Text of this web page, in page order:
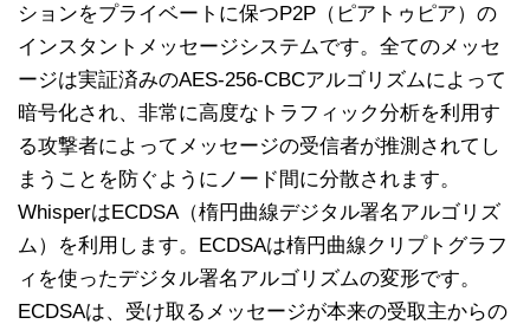
ションをプライベートに保つP2P（ピアトゥピア）の
インスタントメッセージシステムです。全てのメッセ
ージは実証済みのAES-256-CBCアルゴリズムによって
暗号化され、非常に高度なトラフィック分析を利用す
る攻撃者によってメッセージの受信者が推測されてし
まうことを防ぐようにノード間に分散されます。
WhisperはECDSA（楕円曲線デジタル署名アルゴリズ
ム）を利用します。ECDSAは楕円曲線クリプトグラフ
ィを使ったデジタル署名アルゴリズムの変形です。
ECDSAは、受け取るメッセージが本来の受取主からの